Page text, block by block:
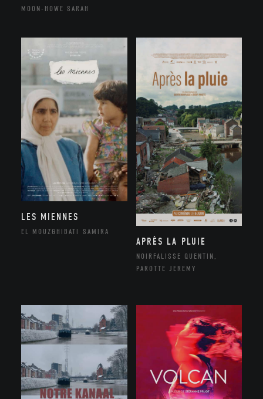
MOON-HOWE SARAH
LES MIENNES
EL MOUZGHIBATI SAMIRA
APRÈS LA PLUIE
NOIRFALISSE QUENTIN,
PAROTTE JEREMY